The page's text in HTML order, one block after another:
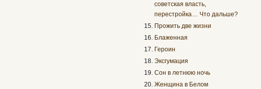
советская власть,
перестройка… Что дальше?
Прожить две жизни
Блаженная
Героин
Эксгумация
Сон в летнюю ночь
Женщина в Белом